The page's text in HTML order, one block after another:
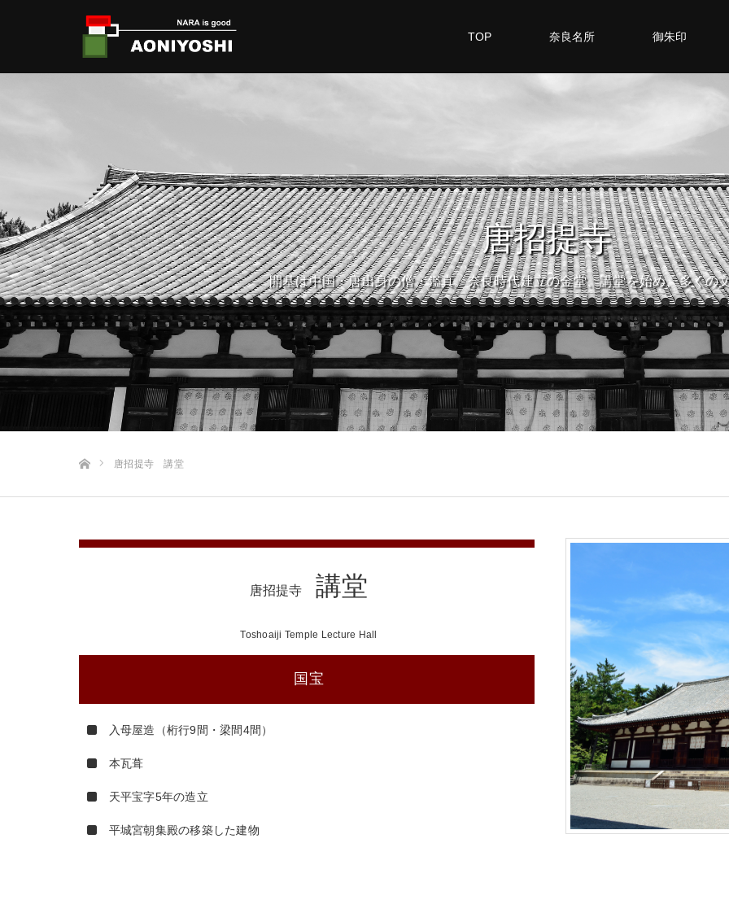
TOP 奈良名所 御朱印
唐招提寺
開基は中国・唐出身の僧・鑑真。奈良時代建立の金堂、講堂を始め、多くの
唐招提寺 講堂
唐招提寺 講堂
Toshoaiji Temple Lecture Hall
国宝
入母屋造（桁行9間・梁間4間）
本瓦葺
天平宝字5年の造立
平城宮朝集殿の移築した建物